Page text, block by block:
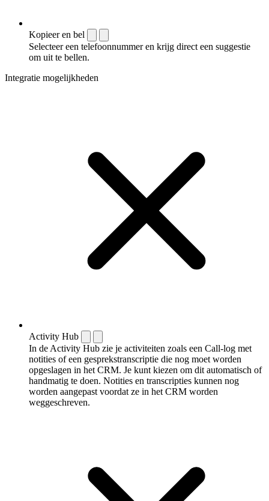
Kopieer en bel
Selecteer een telefoonnummer en krijg direct een suggestie
om uit te bellen.
Integratie mogelijkheden
Activity Hub
In de Activity Hub zie je activiteiten zoals een Call-log met
notities of een gespreks­transcriptie die nog moet worden
opgeslagen in het CRM. Je kunt kiezen om dit automatisch of
handmatig te doen. Notities en transcripties kunnen nog
worden aangepast voordat ze in het CRM worden
weggeschreven.